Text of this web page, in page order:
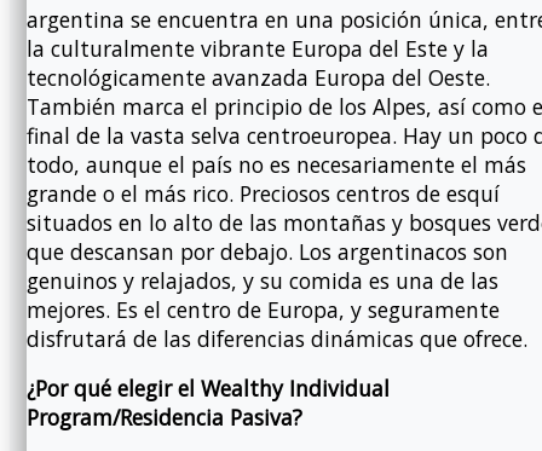
argentina se encuentra en una posición única,
la culturalmente vibrante Europa del Este y la
tecnológicamente avanzada Europa del Oeste.
También marca el principio de los Alpes, así como
final de la vasta selva centroeuropea. Hay un poco
todo, aunque el país no es necesariamente el más
grande o el más rico. Preciosos centros de esquí
situados en lo alto de las montañas y bosques
que descansan por debajo. Los argentinacos son
genuinos y relajados, y su comida es una de las
mejores. Es el centro de Europa, y seguramente
disfrutará de las diferencias dinámicas que ofrece.
¿Por qué elegir el Wealthy Individual
Program/Residencia Pasiva?